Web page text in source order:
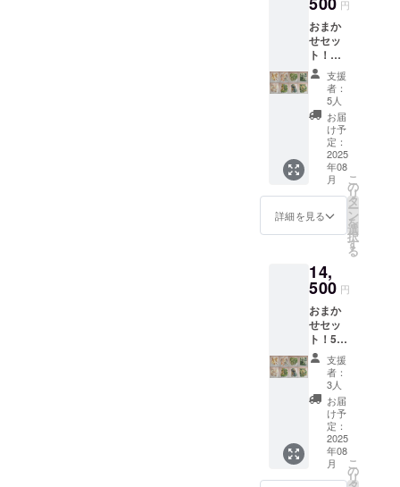
をご確
認くだ
さい。
せ ※原
材料及
び添加
物等の
食品表
示はお
届け商
品のラ
ベルに
表記さ
れま
す。 商
品開封
前には
必ずお
付され
たラベ
ルや注
意書き
をご確
認くだ
さい。
円
おまか
せセッ
ト！
【配送
２回ま
で分納
可】500
×24PC
【商
品A～H
まで各
3P】
or250ｇ
×48PC
【商
まで各
6P】冷
凍食材
ミック
ス 詰め
合わ
せ ※原
材料及
び添加
物等の
食品表
示はお
届け商
品のラ
ベルに
表記さ
支援
者：
5人
お届
け予
定：
2025
年08
月
詳細を見る
こ
の
リ
タ
ー
ン
を
選
択
す
る
14,
500 円
おまか
せセッ
ト！500
ｇ
×32PC
【商
品A～H
まで各
4P】
or 250
×64PC
【商
支援
者：
3人
お届
け予
定：
2025
年08
月
こ
の
リ